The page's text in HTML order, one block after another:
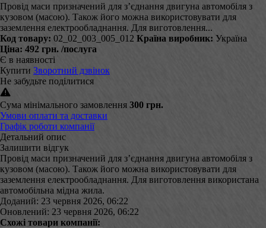
Провід маси призначений для з’єднання двигуна автомобіля з
кузовом (масою). Також його можна використовувати для
заземлення електрообладнання. Для виготовлення...
Код товару: 02_02_003_005_012 Країна виробник: Україна
Ціна: 492 грн. /послуга
Є в наявності
Купити Зворотний дзвінок
Не забудьте поділитися
Сума мінімального замовлення 300 грн.
Умови оплати та доставки
Графік роботи компанії
Детальний опис
Залишити відгук
Провід маси призначений для з’єднання двигуна автомобіля з
кузовом (масою). Також його можна використовувати для
заземлення електрообладнання. Для виготовлення використана
автомобільна мідна жила.
Доданий: 23 червня 2026, 06:22
Оновлений: 23 червня 2026, 06:22
Схожі товари компанії: